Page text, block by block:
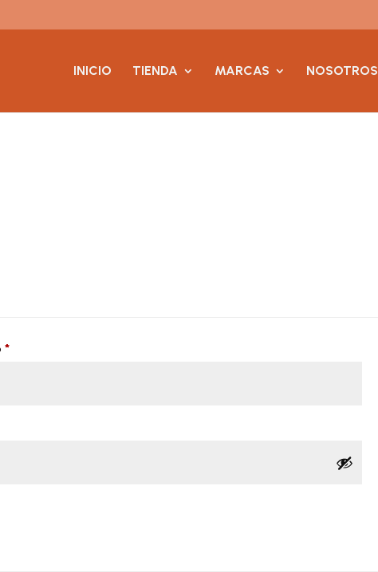
INICIO TIENDA MARCAS NOSOTROS
*Obligatorio